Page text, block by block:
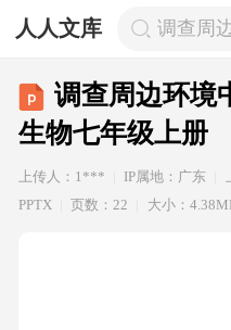
人人文库 调查周
调查周边环境
生物七年级上册
上传人：1*** IP属地：广东
PPTX
页数：22 大小：